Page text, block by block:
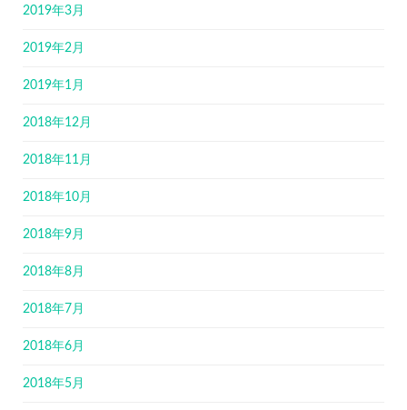
2019年3月
2019年2月
2019年1月
2018年12月
2018年11月
2018年10月
2018年9月
2018年8月
2018年7月
2018年6月
2018年5月